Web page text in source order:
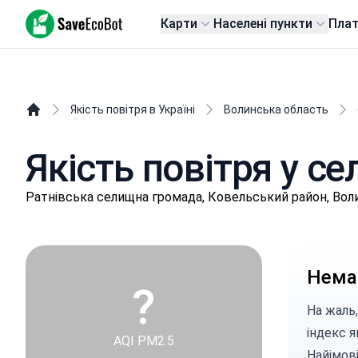
SaveEcoBot Карти Населені пункти
Якість повітря в Україні Волинська область
Якість повітря у
Рaтнівськa селищнa громада, Ковельський район,
?
AQI PM2.5
На
індекс